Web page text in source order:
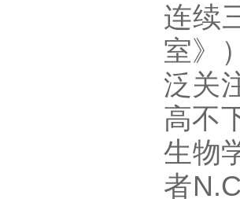
连续
室》
泛关
高不
生物
者